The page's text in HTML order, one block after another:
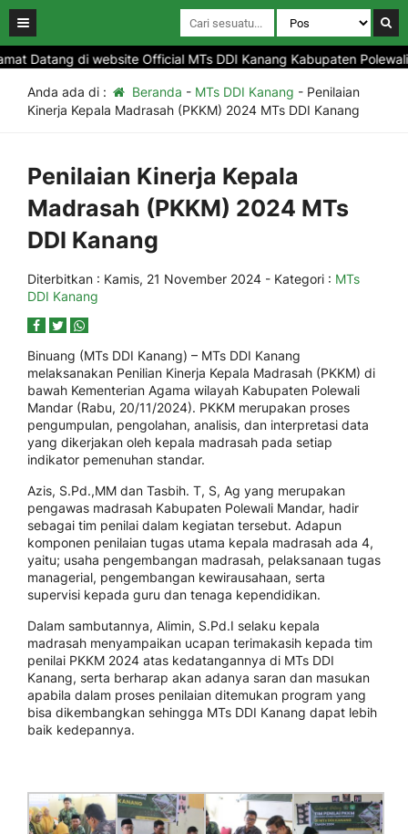
Datang di website Official MTs DDI Kanang Kabupaten Polewali
Anda ada di : Beranda - MTs DDI Kanang - Penilaian
Kinerja Kepala Madrasah (PKKM) 2024 MTs DDI Kanang
Penilaian Kinerja Kepala
Madrasah (PKKM) 2024 MTs
DDI Kanang
Diterbitkan : Kamis, 21 November 2024 - Kategori : MTs
DDI Kanang
Binuang (MTs DDI Kanang) – MTs DDI Kanang
melaksanakan Penilian Kinerja Kepala Madrasah (PKKM) di
bawah Kementerian Agama wilayah Kabupaten Polewali
Mandar (Rabu, 20/11/2024). PKKM merupakan proses
pengumpulan, pengolahan, analisis, dan interpretasi data
yang dikerjakan oleh kepala madrasah pada setiap
indikator pemenuhan standar.
Azis, S.Pd.,MM dan Tasbih. T, S, Ag yang merupakan
pengawas madrasah Kabupaten Polewali Mandar, hadir
sebagai tim penilai dalam kegiatan tersebut. Adapun
komponen penilaian tugas utama kepala madrasah ada 4,
yaitu; usaha pengembangan madrasah, pelaksanaan tugas
managerial, pengembangan kewirausahaan, serta
supervisi kepada guru dan tenaga kependidikan.
Dalam sambutannya, Alimin, S.Pd.I selaku kepala
madrasah menyampaikan ucapan terimakasih kepada tim
penilai PKKM 2024 atas kedatangannya di MTs DDI
Kanang, serta berharap akan adanya saran dan masukan
apabila dalam proses penilaian ditemukan program yang
bisa dikembangkan sehingga MTs DDI Kanang dapat lebih
baik kedepannya.